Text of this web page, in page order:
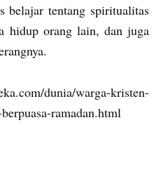
belajar tentang spiritualitas
hidup orang lain, dan juga
dunia/warga-kristen-
ramadan.html